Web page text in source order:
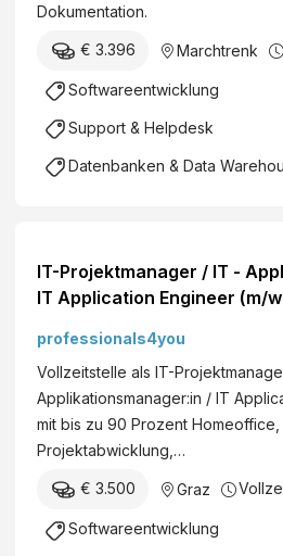
Dokumentation.
€ 3.396 Marchtrenk
Softwareentwicklung
Support & Helpdesk
Datenbanken & Data
IT-Projektmanager / IT -
IT Application Engineer (m/
professionals4you
Vollzeitstelle als IT-
Applikationsmanager:in / IT
mit bis zu 90 Prozent Homeoffice,
Projektabwicklung,…
€ 3.500 Graz
Softwareentwicklung